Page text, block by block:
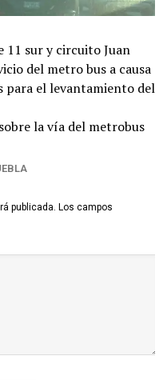
sur y circuito Juan
del metro bus a causa
para el levantamiento del
la vía del metrobus
publicada. Los campos